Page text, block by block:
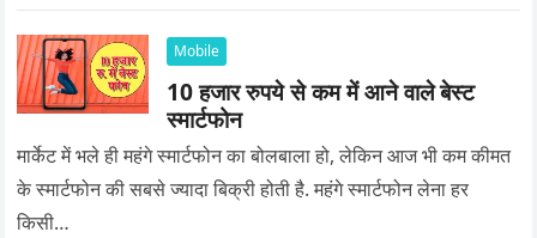
Mobile
10 हजार रुपये से कम में आने वाले बेस्ट
स्मार्टफोन
मार्केट में भले ही महंगे स्मार्टफोन का बोलबाला हो, लेकिन आज भी कम कीमत
के स्मार्टफोन की सबसे ज्यादा बिक्री होती है. महंगे स्मार्टफोन लेना हर
किसी…